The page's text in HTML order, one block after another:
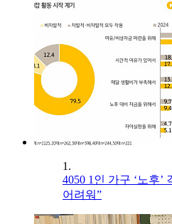
1.
4050 1인 가구 ‘노후’
어려워”